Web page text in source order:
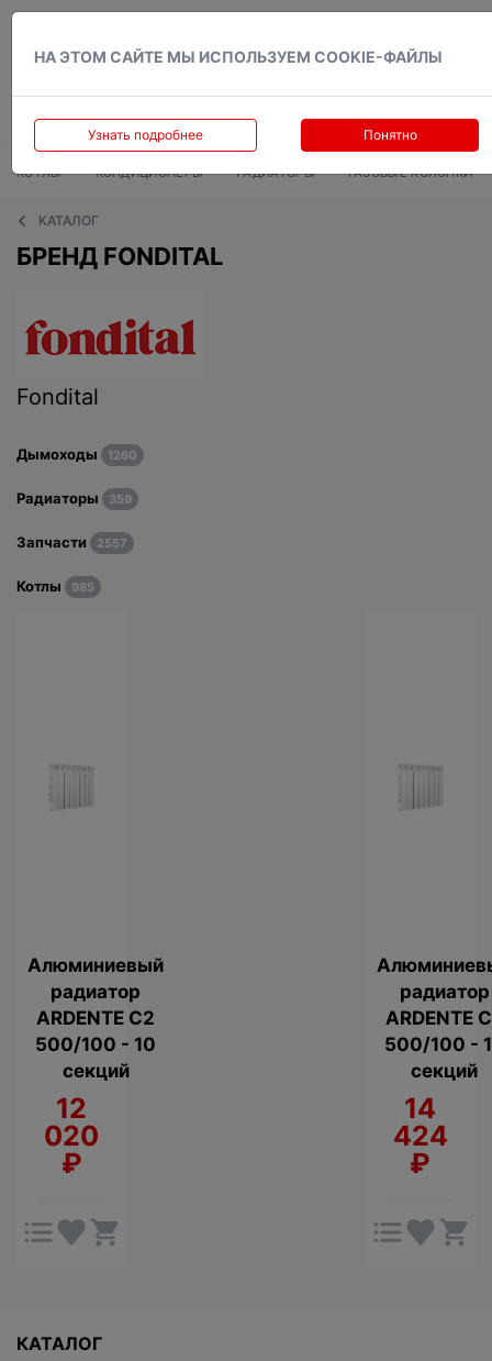
НА ЭТОМ САЙТЕ МЫ ИСПОЛЬЗУЕМ COOKIE-ФАЙЛЫ
Узнать подробнее Понятно
КОТЛЫ КОНДИЦИОНЕРЫ РАДИАТОРЫ ГАЗОВЫЕ КОЛОНКИ
КАТАЛОГ
БРЕНД FONDITAL
Fondital
Дымоходы 1260
Радиаторы 359
Запчасти 2557
Котлы 985
Алюминиевый
радиатор
ARDENTE C2
500/100 - 10
секций
12
020
₽
радиатор
ARDENTE
500/100 -
секций
14
424
₽
КАТАЛОГ